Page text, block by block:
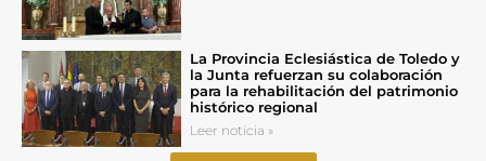
La Provincia Eclesiástica de Toledo y
la Junta refuerzan su colaboración
para la rehabilitación del patrimonio
histórico regional
Leer noticia »